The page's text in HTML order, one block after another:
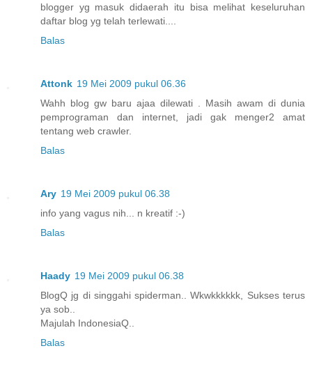
blogger yg masuk didaerah itu bisa melihat keseluruhan
daftar blog yg telah terlewati....
Balas
Attonk 19 Mei 2009 pukul 06.36
Wahh blog gw baru ajaa dilewati . Masih awam di dunia
pemprograman dan internet, jadi gak menger2 amat
tentang web crawler.
Balas
Ary 19 Mei 2009 pukul 06.38
info yang vagus nih... n kreatif :-)
Balas
Haady 19 Mei 2009 pukul 06.38
BlogQ jg di singgahi spiderman.. Wkwkkkkkk, Sukses terus
ya sob..
Majulah IndonesiaQ..
Balas